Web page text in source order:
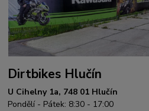
Dirtbikes Hlučín
U Cihelny 1a, 748 01 Hlučín
Pondělí - Pátek: 8:30 - 17:00